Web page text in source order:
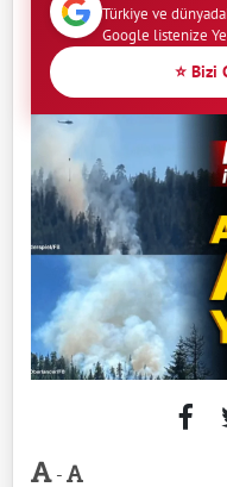
Türkiye ve
Google listenize
⭐ Bizi
-